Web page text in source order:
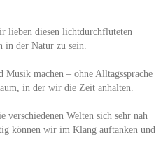
lieben diesen lichtdurchfluteten
in der Natur zu sein.
machen – ohne Alltagssprache
in der wir die Zeit anhalten.
verschiedenen Welten sich sehr nah
können wir im Klang auftanken und